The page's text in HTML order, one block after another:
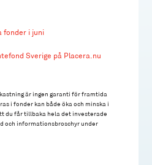
fonder i juni
Sverige på Placera.nu
är ingen garanti för framtida
i fonder kan både öka och minska i
du får tillbaka hela det investerade
och informationsbroschyr under